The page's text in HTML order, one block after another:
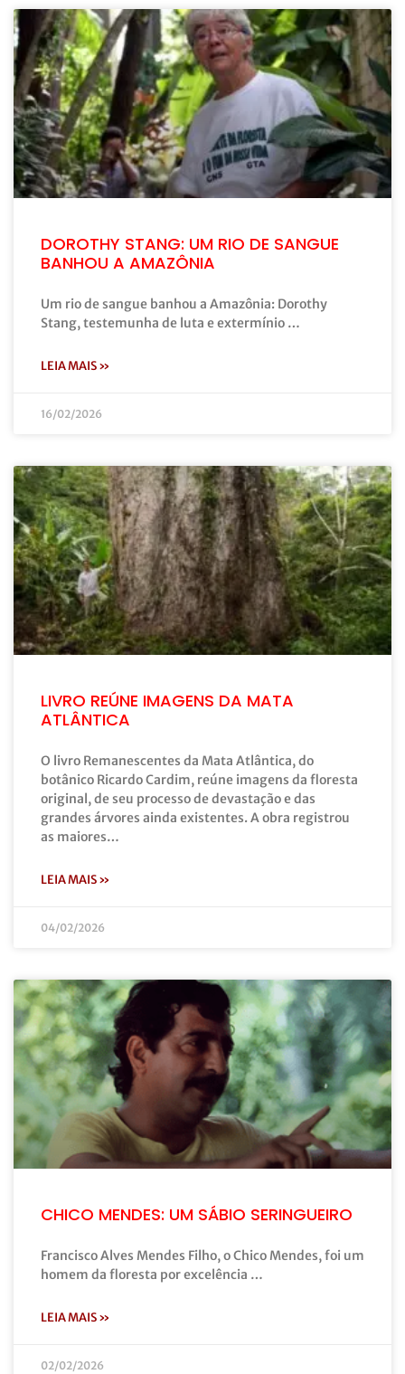
DOROTHY STANG: UM RIO DE SANGUE
BANHOU A AMAZÔNIA
Um rio de sangue banhou a Amazônia: Dorothy
Stang, testemunha de luta e extermínio …
LEIA MAIS »
16/02/2026
LIVRO REÚNE IMAGENS DA MATA
ATLÂNTICA
O livro Remanescentes da Mata Atlântica, do
botânico Ricardo Cardim, reúne imagens da floresta
original, de seu processo de devastação e das
grandes árvores ainda existentes. A obra registrou
as maiores…
LEIA MAIS »
04/02/2026
CHICO MENDES: UM SÁBIO SERINGUEIRO
Francisco Alves Mendes Filho, o Chico Mendes, foi um
homem da floresta por excelência …
LEIA MAIS »
02/02/2026